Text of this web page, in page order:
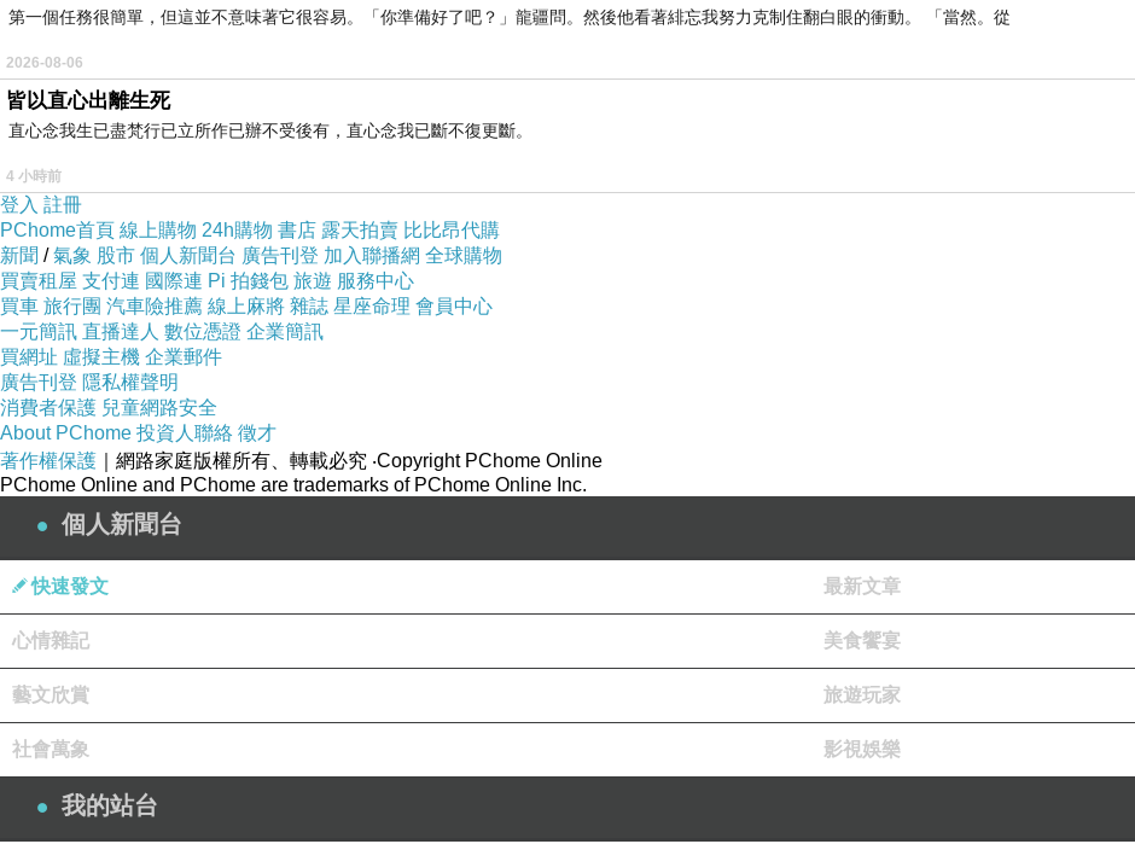
第一個任務很簡單，但這並不意味著它很容易。「你準備好了吧？」龍疆問。然後他看著緋忘我努力克制住翻白眼的衝動。 「當然。從
2026-08-06
皆以直心出離生死
直心念我生已盡梵行已立所作已辦不受後有，直心念我已斷不復更斷。
4 小時前
登入 註冊
PChome首頁 線上購物 24h購物 書店 露天拍賣 比比昂代購
新聞 /氣象 股市 個人新聞台 廣告刊登 加入聯播網 全球購物
買賣租屋 支付連 國際連 Pi 拍錢包 旅遊 服務中心
買車 旅行團 汽車險推薦 線上麻將 雜誌 星座命理 會員中心
一元簡訊 直播達人 數位憑證 企業簡訊
買網址 虛擬主機 企業郵件
廣告刊登 隱私權聲明
消費者保護 兒童網路安全
About PChome 投資人聯絡 徵才
著作權保護 ｜網路家庭版權所有、轉載必究 ‧Copyright PChome Online
PChome Online and PChome are trademarks of PChome Online Inc.
個人新聞台
快速發文 最新文章
心情雜記 美食饗宴
藝文欣賞 旅遊玩家
社會萬象 影視娛樂
我的站台